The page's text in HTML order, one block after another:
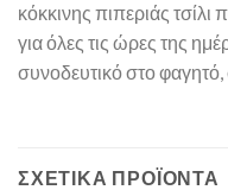
κόκκινης πιπεριάς τσίλι
για όλες τις ώρες της
συνοδευτικό στο φαγητό,
ΣΧΕΤΙΚΆ ΠΡΟΪΌΝΤΑ